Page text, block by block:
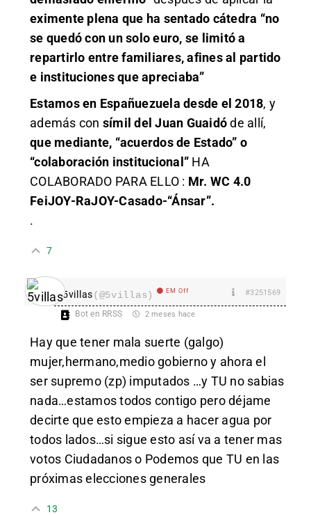
eximente plena que ha sentado cátedra “no
se quedó con un solo euro, se limitó a
repartirlo entre familiares, afines al partido
e instituciones que apreciaba”
Estamos en Españuezuela desde el 2018, y
además con símil del Juan Guaidóde allí,
que mediante, “acuerdos de Estado” o
“colaboración institucional” HA
COLABORADO PARA ELLO : Mr. WC 4.0
FeiJOY-RaJOY-Casado-“Ánsar”.
.
7
5villas(@5villas) EM Off #3251569
Bot en RRSS 2 meses hace
Hay que tener mala suerte (galgo)
mujer,hermano,medio gobierno y ahora el
ser supremo (zp) imputados …y TU no sabias
nada…estamos todos contigo pero déjame
decirte que esto empieza a hacer agua por
todos lados…si sigue esto así va a tener mas
votos Ciudadanos o Podemos que TU en las
próximas elecciones generales
13